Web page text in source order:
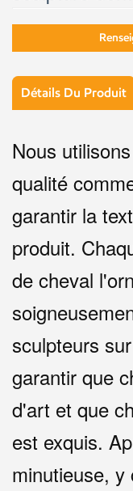
Détails Du Produit
Nous
qualité
garantir la
produit.
de cheval
sculpteurs
garantir que
d'art et que
est exquis.
minutieuse, y